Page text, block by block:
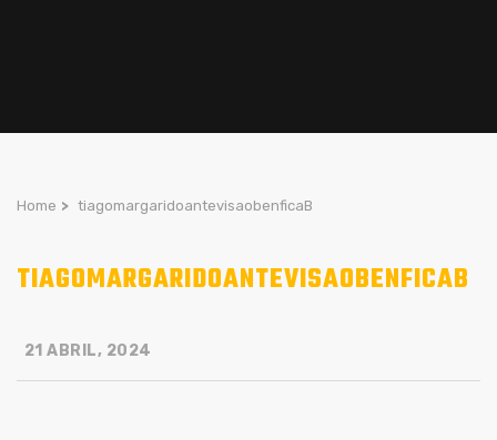
Home > tiagomargaridoantevisaobenficaB
TIAGOMARGARIDOANTEVISAOBENFICAB
21 ABRIL, 2024